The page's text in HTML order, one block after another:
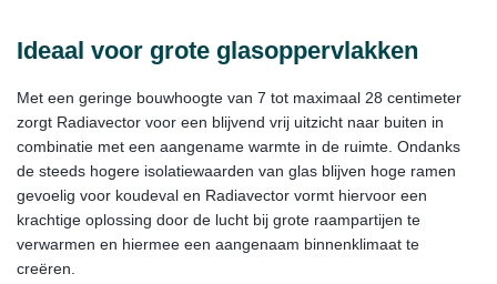
Ideaal voor grote glasoppervlakken
Met een geringe bouwhoogte van 7 tot maximaal 28 centimeter
zorgt Radiavector voor een blijvend vrij uitzicht naar buiten in
combinatie met een aangename warmte in de ruimte. Ondanks
de steeds hogere isolatiewaarden van glas blijven hoge ramen
gevoelig voor koudeval en Radiavector vormt hiervoor een
krachtige oplossing door de lucht bij grote raampartijen te
verwarmen en hiermee een aangenaam binnenklimaat te
creëren.